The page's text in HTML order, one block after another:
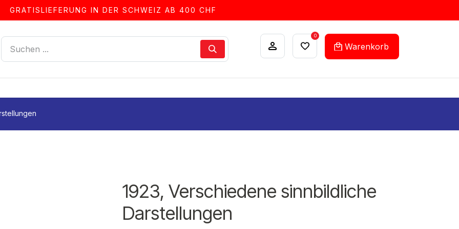
GRATISLIEFERUNG IN DER SCHWEIZ AB 400 CHF
0
Warenkorb
1923, Verschiedene sinnbildliche
Darstellungen